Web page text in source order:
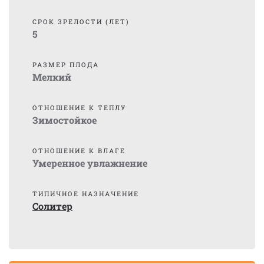
СРОК ЗРЕЛОСТИ (ЛЕТ)
5
РАЗМЕР ПЛОДА
Мелкий
ОТНОШЕНИЕ К ТЕПЛУ
Зимостойкое
ОТНОШЕНИЕ К ВЛАГЕ
Умеренное увлажнение
ТИПИЧНОЕ НАЗНАЧЕНИЕ
Солитер